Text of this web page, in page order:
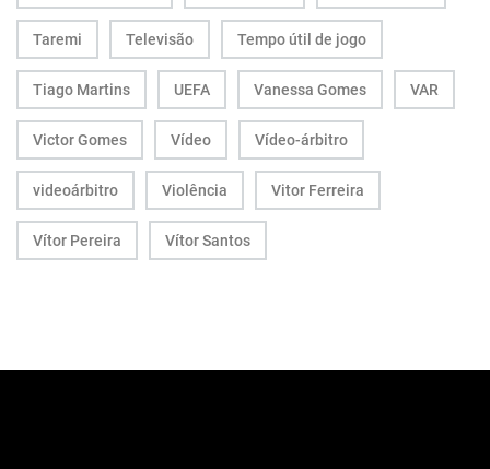
Taremi Televisão Tempo útil de jogo
Tiago Martins UEFA Vanessa Gomes VAR
Victor Gomes Vídeo Vídeo-árbitro
videoárbitro Violência Vitor Ferreira
Vítor Pereira Vítor Santos